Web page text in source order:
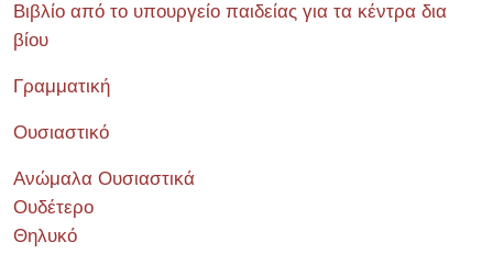
Βιβλίο από το υπουργείο παιδείας για τα κέντρα δια
βίου
Γραμματική
Ουσιαστικό
Ανώμαλα Ουσιαστικά
Ουδέτερο
Θηλυκό